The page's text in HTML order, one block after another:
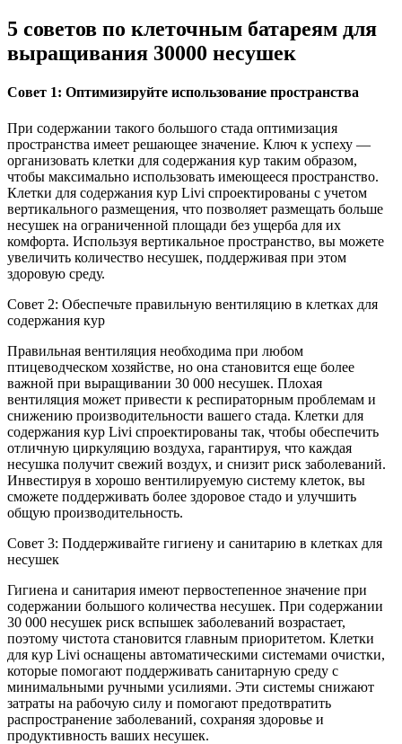
5 советов по клеточным батареям для
выращивания 30000 несушек
Совет 1: Оптимизируйте использование пространства
При содержании такого большого стада оптимизация
пространства имеет решающее значение. Ключ к успеху —
организовать клетки для содержания кур таким образом,
чтобы максимально использовать имеющееся пространство.
Клетки для содержания кур Livi спроектированы с учетом
вертикального размещения, что позволяет размещать больше
несушек на ограниченной площади без ущерба для их
комфорта. Используя вертикальное пространство, вы можете
увеличить количество несушек, поддерживая при этом
здоровую среду.
Совет 2: Обеспечьте правильную вентиляцию в клетках для
содержания кур
Правильная вентиляция необходима при любом
птицеводческом хозяйстве, но она становится еще более
важной при выращивании 30 000 несушек. Плохая
вентиляция может привести к респираторным проблемам и
снижению производительности вашего стада. Клетки для
содержания кур Livi спроектированы так, чтобы обеспечить
отличную циркуляцию воздуха, гарантируя, что каждая
несушка получит свежий воздух, и снизит риск заболеваний.
Инвестируя в хорошо вентилируемую систему клеток, вы
сможете поддерживать более здоровое стадо и улучшить
общую производительность.
Совет 3: Поддерживайте гигиену и санитарию в клетках для
несушек
Гигиена и санитария имеют первостепенное значение при
содержании большого количества несушек. При содержании
30 000 несушек риск вспышек заболеваний возрастает,
поэтому чистота становится главным приоритетом. Клетки
для кур Livi оснащены автоматическими системами очистки,
которые помогают поддерживать санитарную среду с
минимальными ручными усилиями. Эти системы снижают
затраты на рабочую силу и помогают предотвратить
распространение заболеваний, сохраняя здоровье и
продуктивность ваших несушек.